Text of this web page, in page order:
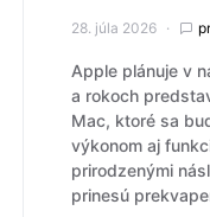
28. júla 2026
Apple plánuje v
a rokoch
Mac, ktoré sa
výkonom aj
prirodzenými
prinesú